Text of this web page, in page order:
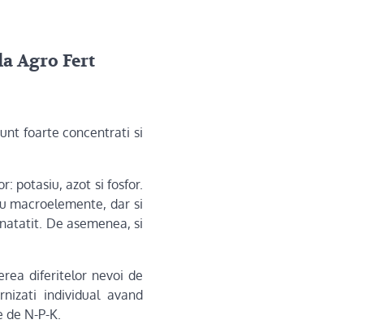
Agro Fert
foarte concentrati si
potasiu, azot si fosfor.
macroelemente, dar si
De asemenea, si
diferitelor nevoi de
individual avand
N-P-K.